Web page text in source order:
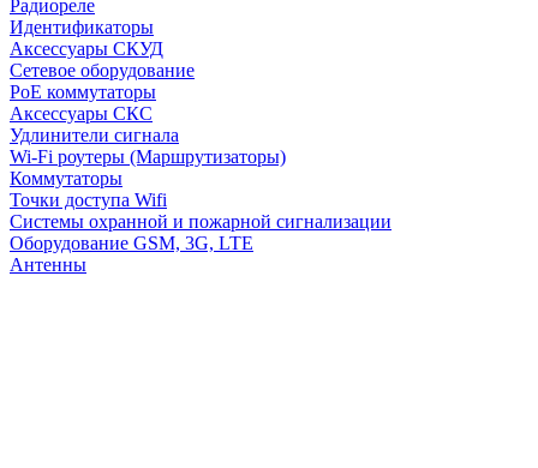
Радиореле
Идентификаторы
Аксессуары СКУД
Сетевое оборудование
PoE коммутаторы
Аксессуары СКС
Удлинители сигнала
Wi-Fi роутеры (Маршрутизаторы)
Коммутаторы
Точки доступа Wifi
Системы охранной и пожарной сигнализации
Оборудование GSM, 3G, LTE
Антенны